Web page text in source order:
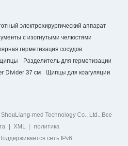
электрохирургический аппарат
с изогнутыми челюстями
герметизация сосудов
Разделитель для герметизации
Divider 37 см
Щипцы для коагуляции
med Technology Co., Ltd.. Все
| XML |
политика
сеть IPv6